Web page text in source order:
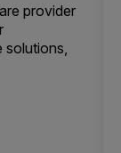
provider